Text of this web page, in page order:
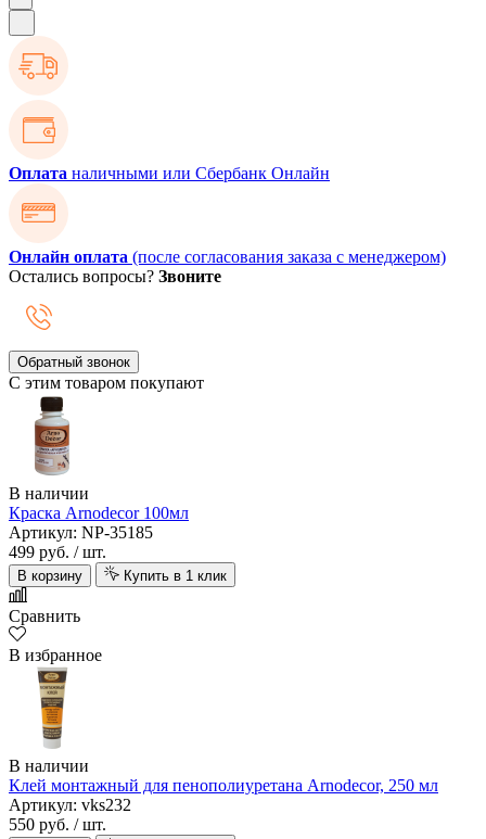
Оплата наличными или Сбербанк Онлайн
Онлайн оплата (после согласования заказа с менеджером)
Остались вопросы? Звоните
Обратный звонок
С этим товаром покупают
В наличии
Краска Arnodecor 100мл
Артикул: NP-35185
499 руб. / шт.
В корзину Купить в 1 клик
Сравнить
В избранное
В наличии
Клей монтажный для пенополиуретана Arnodecor, 250 мл
Артикул: vks232
550 руб. / шт.